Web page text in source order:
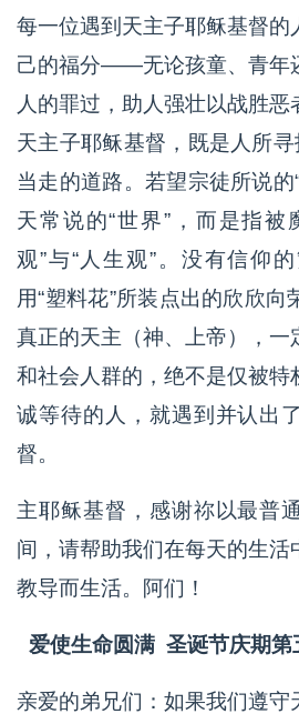
每一位遇到天主子耶稣基督的
己的福分——无论孩童、青年
人的罪过，助人强壮以战胜恶
天主子耶稣基督，既是人所寻
当走的道路。若望宗徒所说的
天常说的“世界”，而是指被
观”与“人生观”。没有信仰
用“塑料花”所装点出的欣欣向
真正的天主（神、上帝），一
和社会人群的，绝不是仅被特
诚等待的人，就遇到并认出
督。
主耶稣基督，感谢祢以最普
间，请帮助我们在每天的生活
教导而生活。阿们！
爱使生命圆满 圣诞节庆期第
亲爱的弟兄们：如果我们遵守